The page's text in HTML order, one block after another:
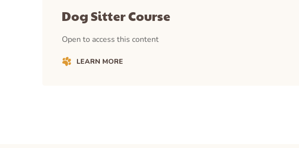
Dog Sitter Course
Open to access this content
LEARN MORE